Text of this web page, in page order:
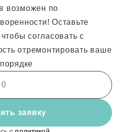
возможен по
Оставьте
согласовать с
отремонтировать ваше
заявку